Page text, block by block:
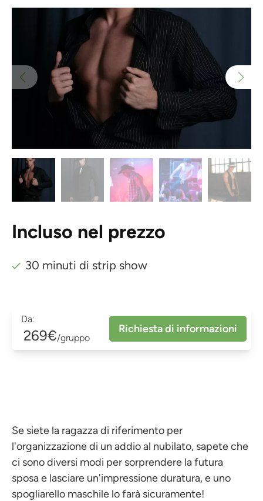
Incluso nel prezzo
30 minuti di strip show
Da:
269€/gruppo
Richiesta di informazioni
Se siete la ragazza di riferimento per
l'organizzazione di un addio al nubilato, sapete che
ci sono diversi modi per sorprendere la futura
sposa e lasciare un'impressione duratura, e uno
spogliarello maschile lo farà sicuramente!